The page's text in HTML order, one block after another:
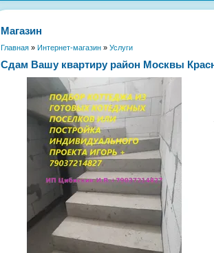
Магазин
Главная » Интернет-магазин » Услуги
Сдам Вашу квартиру район Москвы